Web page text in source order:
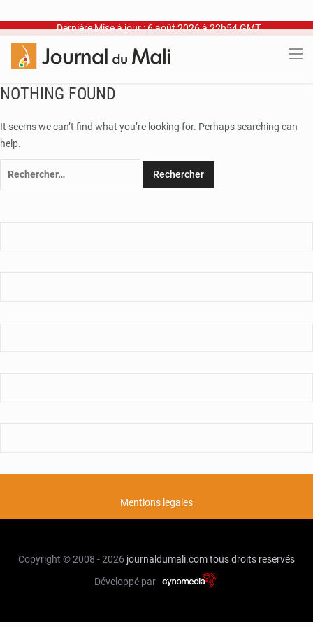
Dernière Mise à jour : 6 août 2026 à 22h54 GMT
NOTHING FOUND
It seems we can’t find what you’re looking for. Perhaps searching can
help.
Mentions legales
Copyright © 2008 - 2026 journaldumali.comtous droits reservés
Développé par